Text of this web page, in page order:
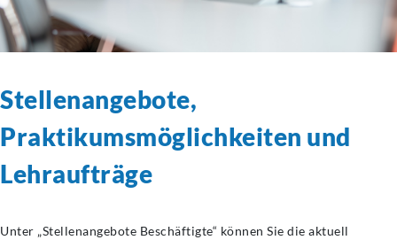
Stellenangebote,
Praktikumsmöglichkeiten und
Lehraufträge
Unter „Stellenangebote Beschäftigte“ können Sie die aktuell